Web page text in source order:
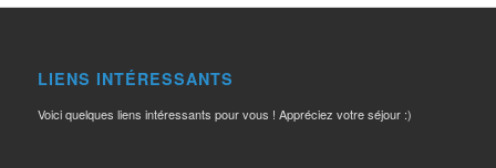
LIENS INTÉRESSANTS
Voici quelques liens intéressants pour vous ! Appréciez votre séjour :)